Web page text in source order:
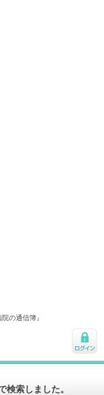
の通信簿』
ログ
玉県」 「さいたま市浦和区」 「内科」 で検索しました。